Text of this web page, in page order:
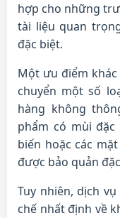
hợp cho những
tài liệu quan
đặc biệt.
Một ưu điểm
chuyển một số
hàng không
phẩm có mùi
biến hoặc các
được bảo quản
Tuy nhiên, dịch
chế nhất định về